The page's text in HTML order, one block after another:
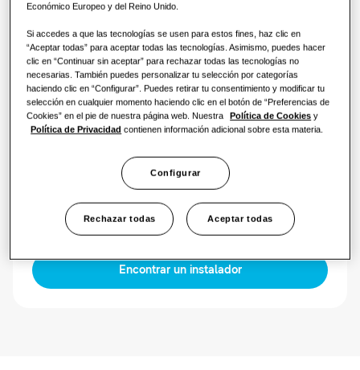
Oficina
Sostenibilidad
One Samsung
Efficient Climate Control
ERV Plus para DVM S
AM050FNKDEH/EU
Capacidad disponible
500.0CMH 1000.0CMH
Tipo de alimentación
1 fase
Encontrar un instalador
Económico Europeo y del Reino Unido.
Si accedes a que las tecnologías se usen para estos fines, haz clic en
“Aceptar todas” para aceptar todas las tecnologías. Asimismo, puedes hacer
clic en “Continuar sin aceptar” para rechazar todas las tecnologías no
necesarias. También puedes personalizar tu selección por categorías
haciendo clic en “Configurar”. Puedes retirar tu consentimiento y modificar tu
selección en cualquier momento haciendo clic en el botón de “Preferencias de
Cookies” en el pie de nuestra página web. Nuestra
Política de Cookies y
Política de Privacidad contienen información adicional sobre esta materia.
Configurar
Rechazar todas Aceptar todas